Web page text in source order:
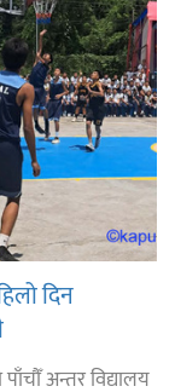
दिन
अन्तर विद्यालय